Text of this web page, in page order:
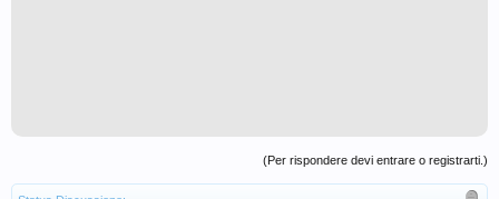
(Per rispondere devi entrare o registrarti.)